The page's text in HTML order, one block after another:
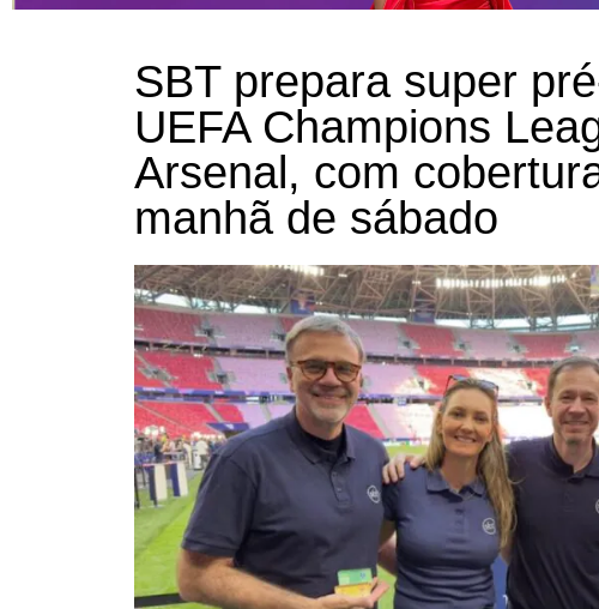
SBT prepara super
UEFA Champions
Arsenal, com
manhã de sábado